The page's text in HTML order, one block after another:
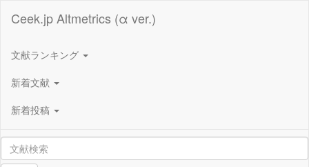
Ceek.jp Altmetrics (α ver.)
文献ランキング
新着文献
新着投稿